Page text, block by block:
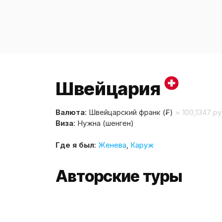
Швейцария
Валюта: Швейцарский франк (₣) = 100,1347
Виза: Нужна (шенген)
Где я был: Женева, Каруж
Авторские туры